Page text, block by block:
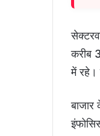
करीब
में रहे।